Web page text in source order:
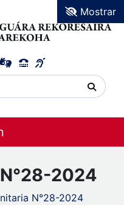
Mostrar
2024
N°28-2024